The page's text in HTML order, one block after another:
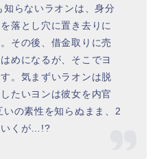
らないラオンは、身分
落とし穴に置き去りに
その後、借金取りに売
めになるが、そこでヨ
。気まずいラオンは脱
たいヨンは彼女を内官
の素性を知らぬまま、2
いくが…!?